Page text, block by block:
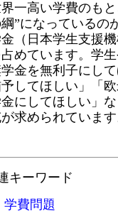
一高い学費のも
”になっているの
（日本学生支援
めています。学
金を無利子にし
してほしい」「
にしてほしい」
求められていま
キーワード
学費問題